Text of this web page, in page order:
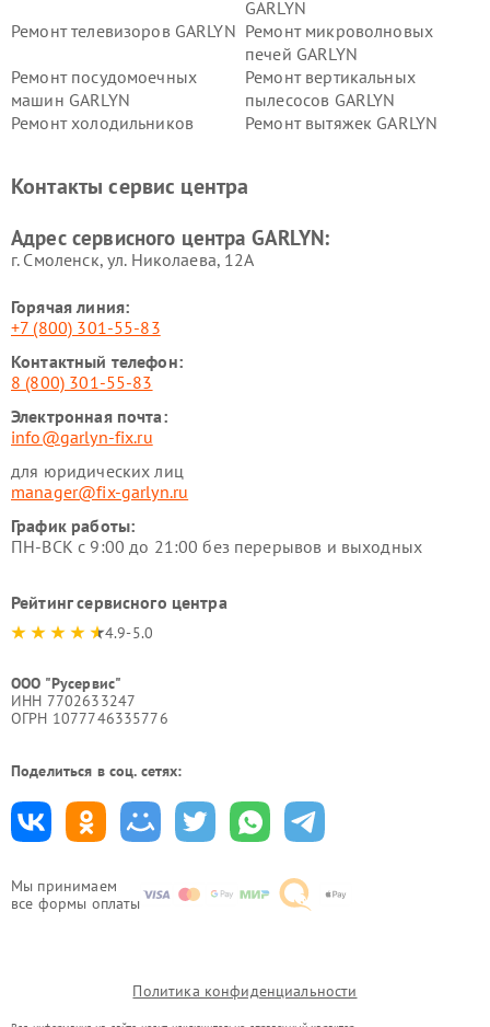
Мы принимаем
все формы оплаты
GARLYN
Ремонт телевизоров GARLYN Ремонт микроволновых
печей GARLYN
Ремонт посудомоечных
машин GARLYN
Ремонт вертикальных
пылесосов GARLYN
Ремонт холодильников
Ремонт вытяжек GARLYN
стеклоочистителей GARLYN
GARLYN
GARLYN
Контакты сервис центра
Адрес сервисного центра GARLYN:
г. Смоленск, ул. Николаева, 12А
Горячая линия:
+7 (800) 301-55-83
Контактный телефон:
8 (800) 301-55-83
Электронная почта:
info@garlyn-fix.ru
для юридических лиц
manager@fix-garlyn.ru
График работы:
ПН-ВСК с 9:00 до 21:00 без перерывов и выходных
Рейтинг сервисного центра
4.9-5.0
ООО "Русервис"
ИНН 7702633247
ОГРН 1077746335776
Поделиться в соц. сетях:
Политика конфиденциальности